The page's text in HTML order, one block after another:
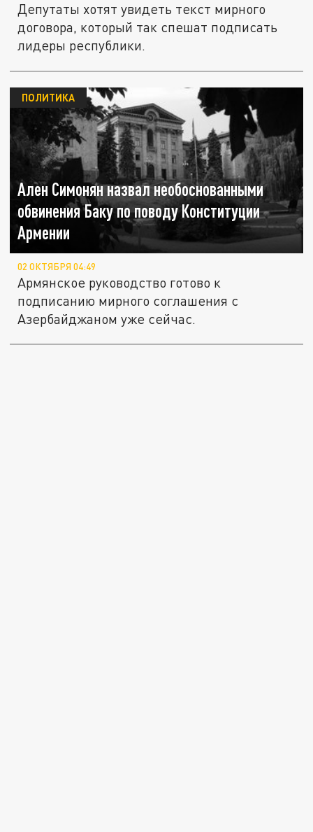
Депутаты хотят увидеть текст мирного
договора, который так спешат подписать
лидеры республики.
Ален Симонян назвал необоснованными
обвинения Баку по поводу Конституции
Армении
ПОЛИТИКА
02 ОКТЯБРЯ 04:49
Армянское руководство готово к
подписанию мирного соглашения с
Азербайджаном уже сейчас.